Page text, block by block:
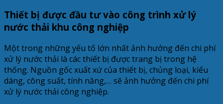
Thiết bị được đầu tư vào công trình xử lý
nước thải khu công nghiệp
Một trong những yếu tố lớn nhất ảnh hưởng đến chi phí
xử lý nước thải là các thiết bị được trang bị trong hệ
thống. Nguồn gốc xuất xứ của thiết bị, chủng loại, kiểu
dáng, công suất, tính năng,… sẽ ảnh hưởng đến chi phí
xử lý nước thải công nghiệp.